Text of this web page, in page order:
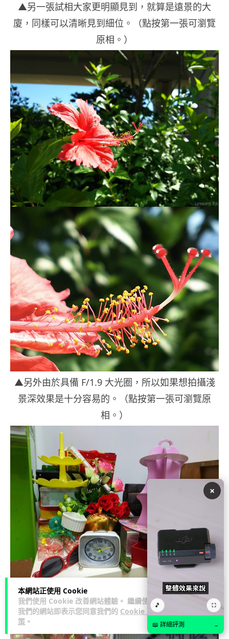
本網站正使用 Cookie
我們使用 Cookie 改善網站體驗。 繼續使用
我們的網站即表示您同意我們的 Cookie 政
策 。
▲另一張試相大家更明顯見到，就算是遠景的大
廈，同樣可以清晰見到細位。（點按第一張可瀏覽
原相。）
▲另外由於具備 F/1.9 大光圈，所以如果想拍攝淺
景深效果是十分容易的。（點按第一張可瀏覽原
相。）
×
🎵 ⛶
📖 詳細評測 →